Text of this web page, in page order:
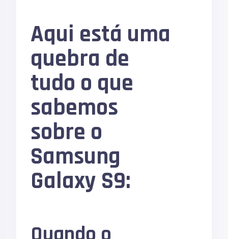
Aqui está uma
quebra de
tudo o que
sabemos
sobre o
Samsung
Galaxy S9: